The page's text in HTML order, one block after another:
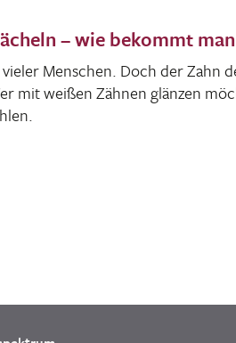
– wie bekommt
Menschen. Doch der Zahn
mit weißen Zähnen glänzen